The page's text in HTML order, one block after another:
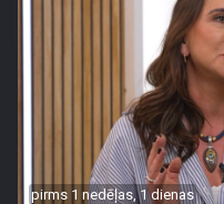
pirms 1 nedēļas, 1 dienas